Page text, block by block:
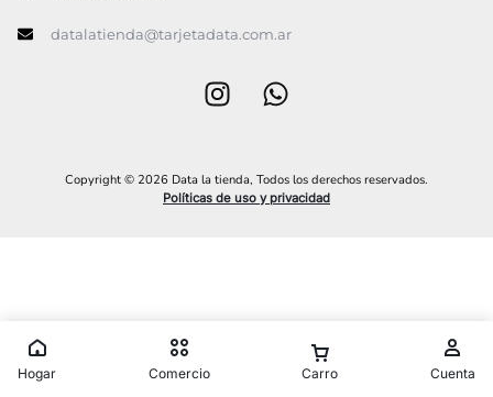
datalatienda@tarjetadata.com.ar
Copyright © 2026 Data la tienda, Todos los derechos reservados.
Políticas de uso y privacidad
Hogar Comercio Carro Cuenta